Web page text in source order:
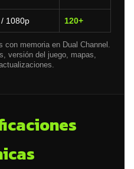
1080p 120+
memoria en Dual Channel.
versión del juego, mapas,